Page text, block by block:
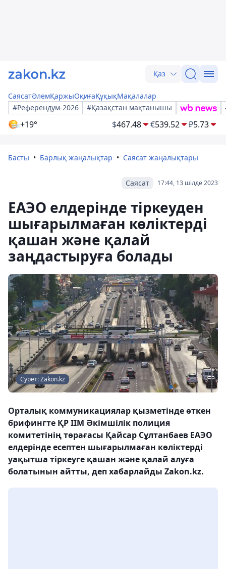
Қаз
СаясатӘлемҚаржыОқиғаҚұқықМақалалар
#Референдум-2026
#Қазақстан мақтанышы
+19° $467.48 €539.52 ₽5.73
Басты Барлық жаңалықтар Саясат жаңалықтары
17:44, 13 шілде 2023
Саясат
ЕАЭО елдерінде тіркеуден
шығарылмаған көліктерді
қашан және қалай
заңдастыруға болады
Сурет: Zakon.kz
Орталық коммуникациялар қызметінде өткен
брифингте ҚР ІІМ Әкімшілік полиция
комитетінің төрағасы Қайсар Сұлтанбаев ЕАЭО
елдерінде есептен шығарылмаған көліктерді
уақытша тіркеуге қашан және қалай алуға
болатынын айтты, деп хабарлайды Zakon.kz.